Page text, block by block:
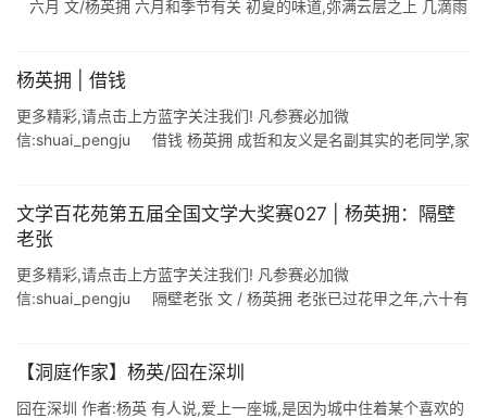
六月 文/杨英拥 六月和季节有关 初夏的味道,弥满云层之上 几滴雨
杨英拥 | 借钱
更多精彩,请点击上方蓝字关注我们! 凡参赛必加微
信:shuai_pengju 借钱 杨英拥 成哲和友义是名副其实的老同学,家
文学百花苑第五届全国文学大奖赛027 | 杨英拥：隔壁
老张
更多精彩,请点击上方蓝字关注我们! 凡参赛必加微
信:shuai_pengju 隔壁老张 文 / 杨英拥 老张已过花甲之年,六十有
【洞庭作家】杨英/囧在深圳
囧在深圳 作者:杨英 有人说,爱上一座城,是因为城中住着某个喜欢的